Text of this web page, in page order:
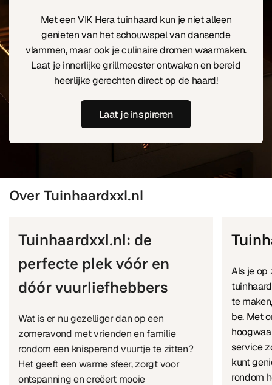
Met een VIK Hera tuinhaard kun je niet alleen
genieten van het schouwspel van dansende
vlammen, maar ook je culinaire dromen waarmaken.
Laat je innerlijke grillmeester ontwaken en bereid
heerlijke gerechten direct op de haard!
Laat je inspireren
Over Tuinhaardxxl.nl
Tuinhaardxxl.nl: de
perfecte plek vóór en
dóór vuurliefhebbers
Wat is er nu gezelliger dan op een
zomeravond met vrienden en familie
rondom een knisperend vuurtje te zitten?
Het geeft een warme sfeer, zorgt voor
ontspanning en creëert mooie
Als je op
te
be. Met
service
kunt
rondom